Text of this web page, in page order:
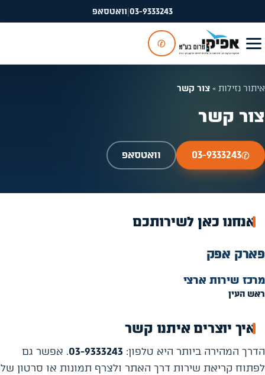
03-9333243
|וואטסאפ
✆
איתור נזילות » צור קשר
צור קשר
✆
03-9333243 וואטסאפ
אנחנו כאן לשירותכם
פארק אפק
מרכז שירות ארצי
ראש העין
איך יוצרים איתנו קשר
הדרך המהירה ביותר היא טלפון: 03-9333243. אפשר גם
לפתוח קריאת שירות דרך האתר ולצרף תמונות או סרטון של